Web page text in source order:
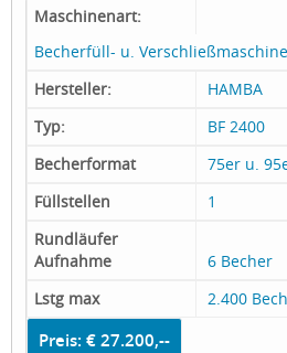
Maschinenart:
Becherfüll- u. Verschließmaschine
Hersteller:
HAMBA
Typ:
BF 2400
Becherformat
75er u.
Füllstellen
1
Rundläufer
Aufnahme
6 Becher
Lstg max
2.400
Preis: € 27.200,--